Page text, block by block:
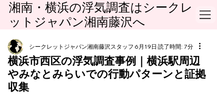
湘南・横浜の浮気調査はシークレ
ットジャパン湘南藤沢へ
横浜市西区の浮気調査事例｜横浜駅周辺
やみなとみらいでの行動パターンと証拠
収集
シークレットジャパン湘南藤沢スタッフ6月19日読了時間: 7分